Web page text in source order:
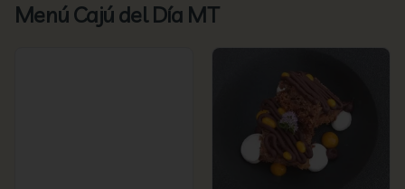
Menú Cajú del Día MT